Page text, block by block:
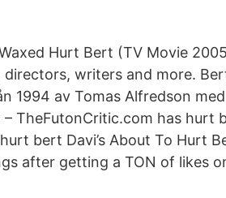
Hurt Bert (TV Movie
writers and more.
1994 av Tomas Alfredson
TheFutonCritic.com has hurt
bert Davi’s About To Hurt
after getting a TON of likes